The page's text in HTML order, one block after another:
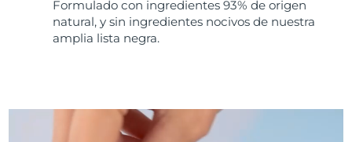
Formulado con ingredientes 93% de origen
natural, y sin ingredientes nocivos de nuestra
amplia lista negra.
Suecia Entrega prevista8/11/26
Entrega prevista